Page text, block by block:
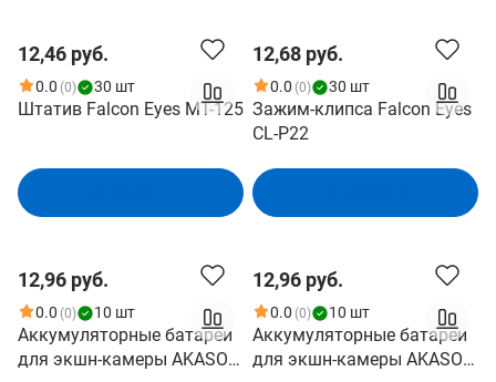
12,46 руб.
0.0 (0) 30 шт
Штатив Falcon Eyes МТ-125
12,68 руб.
0.0 (0) 30 шт
Зажим-клипса Falcon Eyes
CL-P22
12,96 руб.
0.0 (0) 10 шт
Аккумуляторные батареи
для экшн-камеры AKASO
12,96 руб.
0.0 (0) 10 шт
Аккумуляторные батареи
для экшн-камеры AKASO